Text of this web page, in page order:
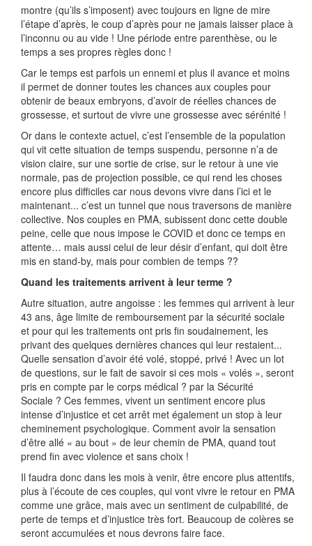
montre (qu’ils s’imposent) avec toujours en ligne de mire
l’étape d’après, le coup d’après pour ne jamais laisser place à
l’inconnu ou au vide ! Une période entre parenthèse, ou le
temps a ses propres règles donc !
Car le temps est parfois un ennemi et plus il avance et moins
il permet de donner toutes les chances aux couples pour
obtenir de beaux embryons, d’avoir de réelles chances de
grossesse, et surtout de vivre une grossesse avec sérénité !
Or dans le contexte actuel, c’est l’ensemble de la population
qui vit cette situation de temps suspendu, personne n’a de
vision claire, sur une sortie de crise, sur le retour à une vie
normale, pas de projection possible, ce qui rend les choses
encore plus difficiles car nous devons vivre dans l’ici et le
maintenant... c’est un tunnel que nous traversons de manière
collective. Nos couples en PMA, subissent donc cette double
peine, celle que nous impose le COVID et donc ce temps en
attente… mais aussi celui de leur désir d’enfant, qui doit être
mis en stand-by, mais pour combien de temps ??
Quand les traitements arrivent à leur terme ?
Autre situation, autre angoisse : les femmes qui arrivent à leur
43 ans, âge limite de remboursement par la sécurité sociale
et pour qui les traitements ont pris fin soudainement, les
privant des quelques dernières chances qui leur restaient...
Quelle sensation d’avoir été volé, stoppé, privé ! Avec un lot
de questions, sur le fait de savoir si ces mois « volés », seront
pris en compte par le corps médical ? par la Sécurité
Sociale ? Ces femmes, vivent un sentiment encore plus
intense d’injustice et cet arrêt met également un stop à leur
cheminement psychologique. Comment avoir la sensation
d’être allé « au bout » de leur chemin de PMA, quand tout
prend fin avec violence et sans choix !
Il faudra donc dans les mois à venir, être encore plus attentifs,
plus à l’écoute de ces couples, qui vont vivre le retour en PMA
comme une grâce, mais avec un sentiment de culpabilité, de
perte de temps et d’injustice très fort. Beaucoup de colères se
seront accumulées et nous devrons faire face.